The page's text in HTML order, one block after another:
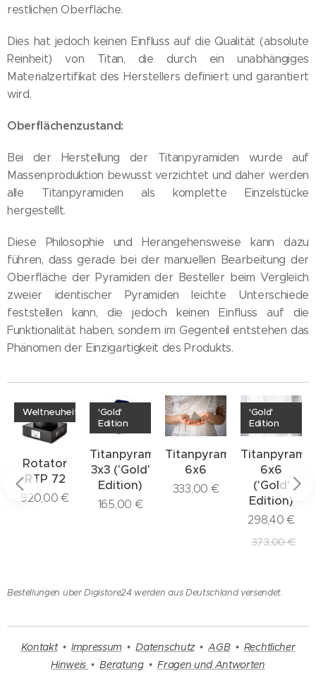
restlichen Oberfläche.
Dies hat jedoch keinen Einfluss auf die Qualität (absolute
Reinheit) von Titan, die durch ein unabhängiges
Materialzertifikat des Herstellers definiert und garantiert
wird.
Oberflächenzustand:
Bei der Herstellung der Titanpyramiden wurde auf
Massenproduktion bewusst verzichtet und daher werden
alle Titanpyramiden als komplette Einzelstücke
hergestellt.
Diese Philosophie und Herangehensweise kann dazu
führen, dass gerade bei der manuellen Bearbeitung der
Oberfläche der Pyramiden der Besteller beim Vergleich
zweier identischer Pyramiden leichte Unterschiede
feststellen kann, die jedoch keinen Einfluss auf die
Funktionalität haben, sondern im Gegenteil entstehen das
Phänomen der Einzigartigkeit des Produkts.
Rotator
RTP 72
Weltneuheit
920,00 €
Titanpyramide
3x3 ('Gold'
Edition)
'Gold'
Edition
165,00 €
Titanpyramide
6x6
333,00 €
6x6
('Gold'
Edition)
'Gold'
Edition
298,40 €
373,00€
Bestellungen über Digistore24 werden aus Deutschland versendet.
Kontakt• Impressum •Datenschutz•AGB• Rechtlicher
Hinweis •Beratung•Fragen und Antworten